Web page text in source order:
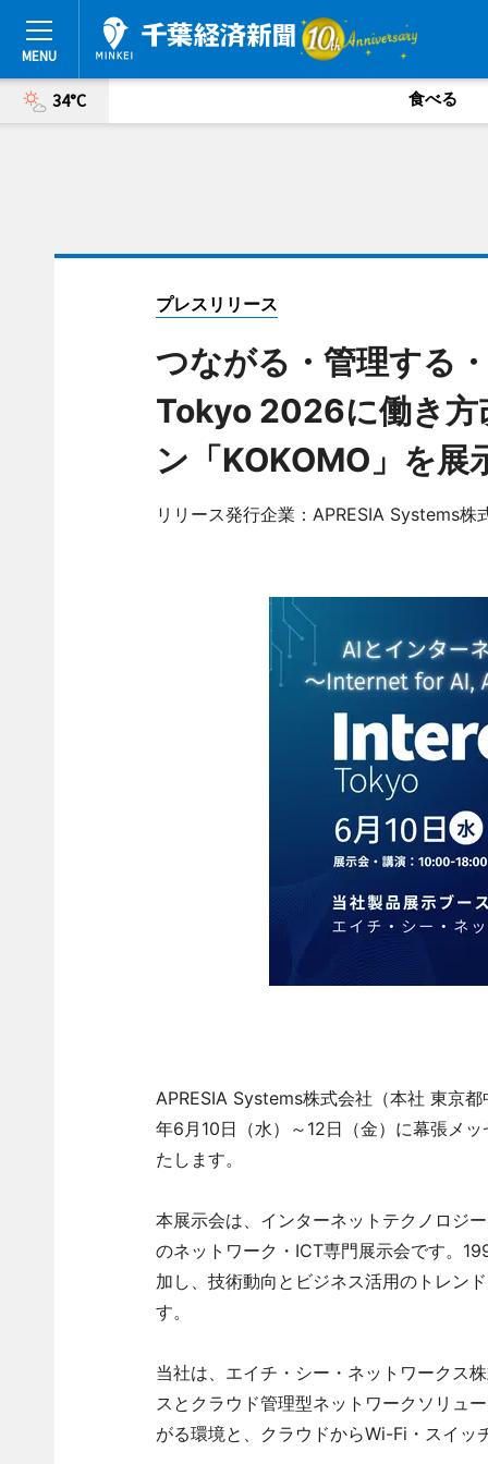
34°C 食べる
プレスリリース
つながる・管理する
Tokyo 2026に働き方
ン「KOKOMO」を展
リリース発行企業：APRESIA Systems株
APRESIA Systems株式会社（本社 東京
年6月10日（水）～12日（金）に幕張メ
たします。
本展示会は、インターネットテクノロジ
のネットワーク・ICT専門展示会です。
加し、技術動向とビジネス活用のトレン
す。
当社は、エイチ・シー・ネットワークス
スとクラウド管理型ネットワークソリュ
がる環境と、クラウドからWi-Fi・スイッ